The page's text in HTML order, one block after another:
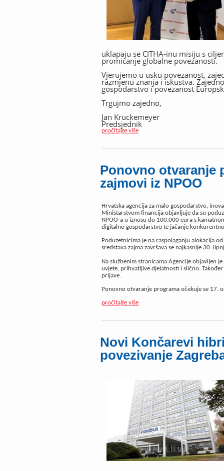
uklapaju se CITHA-inu misiju s
promicanje globalne povezanosti.
Vjerujemo u usku povezanost,
razmjenu znanja i iskustva.
gospodarstvo i povezanost
Trgujmo zajedno,
Jan Krückemeyer
Predsjednik
pročitajte više
Ponovno otvaranje
zajmovi iz NPOO
Hrvatska agencija za malo gospodarstvo,
Ministarstvom financija objavljuje da su
NPOO-a u iznosu do 100.000 eura s
digitalno gospodarstvo te jačanje
Poduzetnicima je na raspolaganju alokacija
sredstava zajma završava se najkasnije 30.
Na službenim stranicama Agencije objavljen
uvjete, prihvatljive djelatnosti i slično.
prijave.
Ponovno otvaranje programa očekuje se 17.
pročitajte više
Novi Končarevi
povezivanje